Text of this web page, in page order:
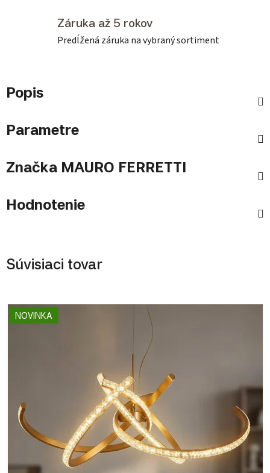
Záruka až 5 rokov
Predĺžená záruka na vybraný sortiment
Popis
Parametre
Značka MAURO FERRETTI
Hodnotenie
Súvisiaci tovar
NOVINKA